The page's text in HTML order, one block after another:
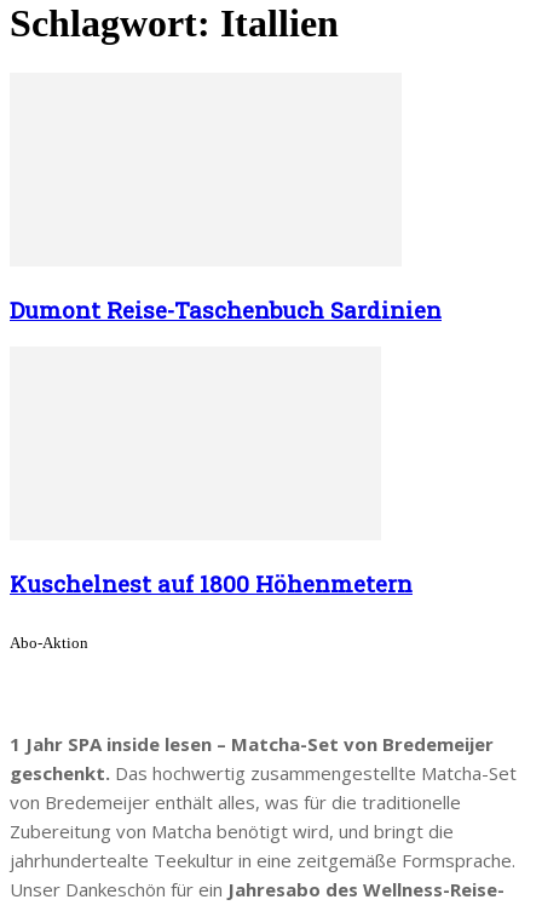
Schlagwort: Itallien
Dumont Reise-Taschenbuch Sardinien
Kuschelnest auf 1800 Höhenmetern
Abo-Aktion
1 Jahr SPA inside lesen – Matcha-Set von Bredemeijer
geschenkt. Das hochwertig zusammengestellte Matcha-Set
von Bredemeijer enthält alles, was für die traditionelle
Zubereitung von Matcha benötigt wird, und bringt die
jahrhundertealte Teekultur in eine zeitgemäße Formsprache.
Unser Dankeschön für ein Jahresabo des Wellness-Reise-